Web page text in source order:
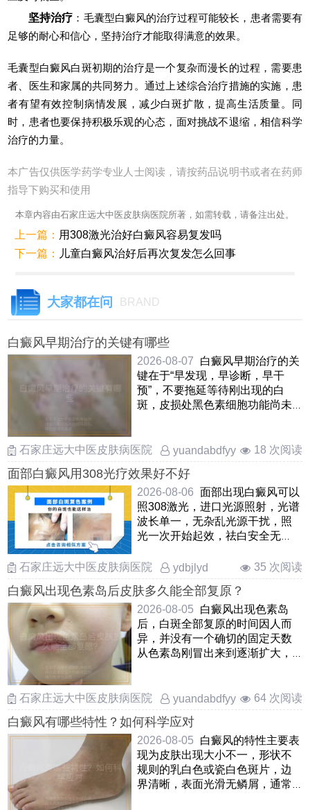
坚持治疗 ：毛囊型白癜风的治疗过程可能较长，患者需要有
足够的耐心和信心，坚持治疗才能取得满意的效果。
毛囊型白癜风白斑初期的治疗是一个复杂而漫长的过程，需要患
者、医生和家属的共同努力。通过上述综合治疗措施的实施，患
者有望有效控制病情发展，减少白斑扩散，提高生活质量。同
时，患者也要保持积极乐观的心态，面对挑战不退缩，相信科学
治疗的力量。
本广告仅供医学药学专业人士阅读，请按药品说明书或者在药师
指导下购买和使用
本章内容由石家庄远大中医皮肤病医院所著，如需转载，请备注出处。
上一篇： 用308激光治好白癜风容易复发吗
下一篇：
儿童白癜风治好后再次复发怎么回事
大家都在问 BRAND
白癜风早期治疗的关键有哪些
2026-08-07
白癜风早期治疗的关
键在于“早发现，早诊断，早干
预”，不要拖延等待刚出现的白
斑，皮损处黑色素细胞功能尚未
石家庄远大中医皮肤病医院
yuandabdfyy 18 次阅读
面部白癜风用308光疗效果好不好
2026-08-06 面部出现白癜风可以
照308激光，进口光源照射，光谱
波长单一，无杂乱光源干扰，照
光一次开始起效，祛白安全无
的 ……
石家庄远大中医皮肤病医院 ydbjlyd 35 次阅读
白癜风出现色素岛后皮肤多久能全部复原？
2026-08-05
白癜风出现色素岛
后，白斑全部复原的时间因人而
异，并没有一个确切的固定天数
从色素岛刚冒出来到逐渐扩大，
石家庄远大中医皮肤病医院
yuandabdfyy 64 次阅读
白癜风有哪些特性？如何科学应对
2026-08-05
白癜风的特性主要表
现为皮肤出现大小不一，形状不
规则的乳白色或瓷白色斑片，边
界清晰，表面光滑无鳞屑，通常